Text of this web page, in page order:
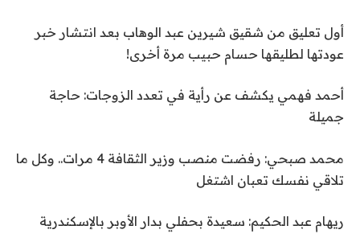
أول تعليق من شقيق شيرين عبد الوهاب بعد انتشار خبر
عودتها لطليقها حسام حبيب مرة أخرى!
أحمد فهمي يكشف عن رأية في تعدد الزوجات: حاجة
جميلة
محمد صبحي: رفضت منصب وزير الثقافة 4 مرات.. وكل ما
تلاقي نفسك تعبان اشتغل
ريهام عبد الحكيم: سعيدة بحفلي بدار الأوبر بالإسكندرية